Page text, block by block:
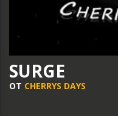
SURGE
ОТ CHERRYS DAYS